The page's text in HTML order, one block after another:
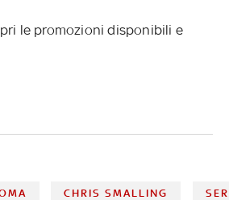
le promozioni disponibili e
CHRIS SMALLING